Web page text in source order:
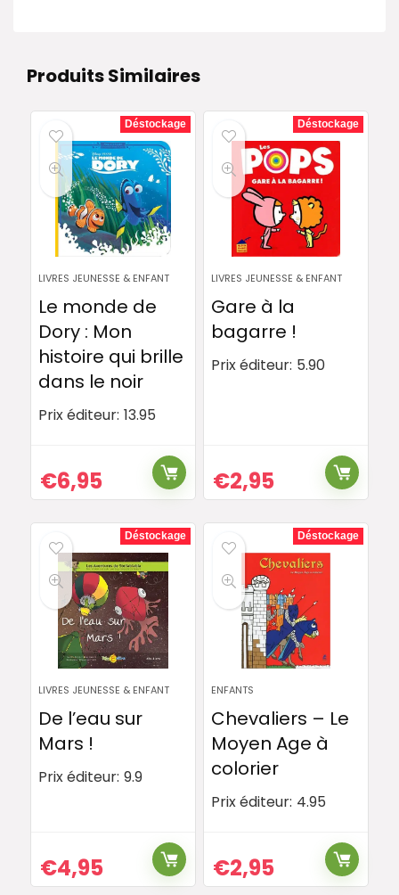
Produits Similaires
Déstockage
LIVRES JEUNESSE & ENFANT
Le monde de
Dory : Mon
histoire qui brille
dans le noir
Prix éditeur: 13.95
€6,95
Déstockage
LIVRES JEUNESSE & ENFANT
Gare à la
bagarre !
Prix éditeur: 5.90
€2,95
Déstockage
LIVRES JEUNESSE & ENFANT
De l’eau sur
Mars !
Prix éditeur: 9.9
€4,95
Déstockage
ENFANTS
Chevaliers – Le
Moyen Age à
colorier
Prix éditeur: 4.95
€2,95